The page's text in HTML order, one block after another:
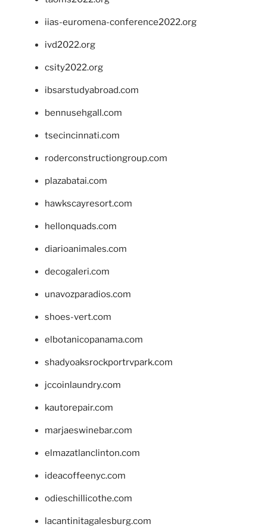
iias-euromena-conference2022.org
ivd2022.org
csity2022.org
ibsarstudyabroad.com
bennusehgall.com
tsecincinnati.com
roderconstructiongroup.com
plazabatai.com
hawkscayresort.com
hellonquads.com
diarioanimales.com
decogaleri.com
unavozparadios.com
shoes-vert.com
elbotanicopanama.com
shadyoaksrockportrvpark.com
jccoinlaundry.com
kautorepair.com
marjaeswinebar.com
elmazatlanclinton.com
ideacoffeenyc.com
odieschillicothe.com
lacantinitagalesburg.com